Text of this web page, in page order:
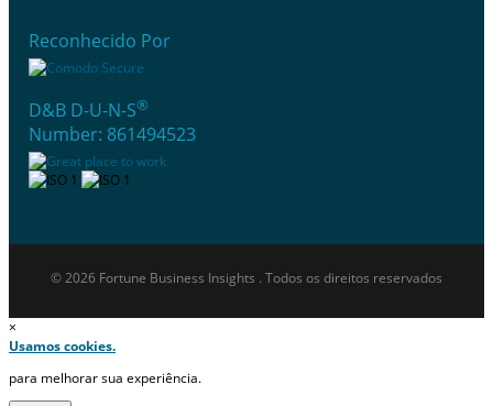
Reconhecido Por
D&B D-U-N-S®
Number: 861494523
© 2026 Fortune Business Insights . Todos os direitos reservados
×
Usamos cookies.
para melhorar sua experiência.